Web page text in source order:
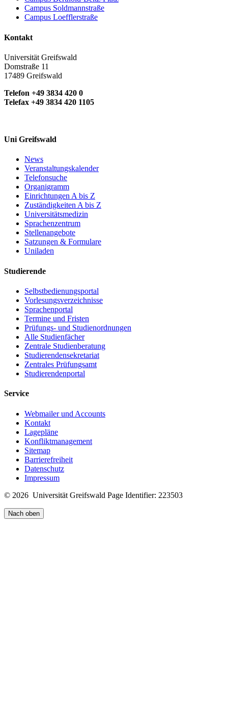
Campus Soldmannstraße
Campus Loefflerstraße
Kontakt
Universität Greifswald
Domstraße 11
17489 Greifswald
Telefon +49 3834 420 0
Telefax +49 3834 420 1105
Uni Greifswald
News
Veranstaltungskalender
Telefonsuche
Organigramm
Einrichtungen A bis Z
Zuständigkeiten A bis Z
Universitätsmedizin
Sprachenzentrum
Stellenangebote
Satzungen & Formulare
Uniladen
Studierende
Selbstbedienungsportal
Vorlesungsverzeichnisse
Sprachenportal
Termine und Fristen
Prüfungs- und Studienordnungen
Alle Studienfächer
Zentrale Studienberatung
Studierendensekretariat
Zentrales Prüfungsamt
Studierendenportal
Service
Webmailer und Accounts
Kontakt
Lagepläne
Konfliktmanagement
Sitemap
Barrierefreiheit
Datenschutz
Impressum
© 2026 Universität Greifswald Page Identifier: 223503
Nach oben